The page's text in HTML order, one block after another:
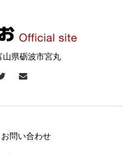
県砺波市宮丸
お問い合わせ